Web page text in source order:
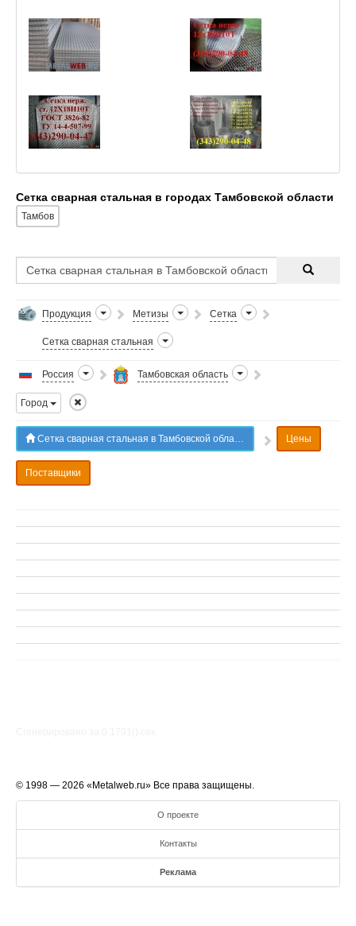
Сетка сварная стальная в городах Тамбовской области
Тамбов
Продукция Метизы Сетка
Сетка сварная стальная
Россия Тамбовская область
Город
Сетка сварная стальная в Тамбовской области Цены
Поставщики
© 1998 — 2026 «Metalweb.ru» Все права защищены.
О проекте
Контакты
Реклама